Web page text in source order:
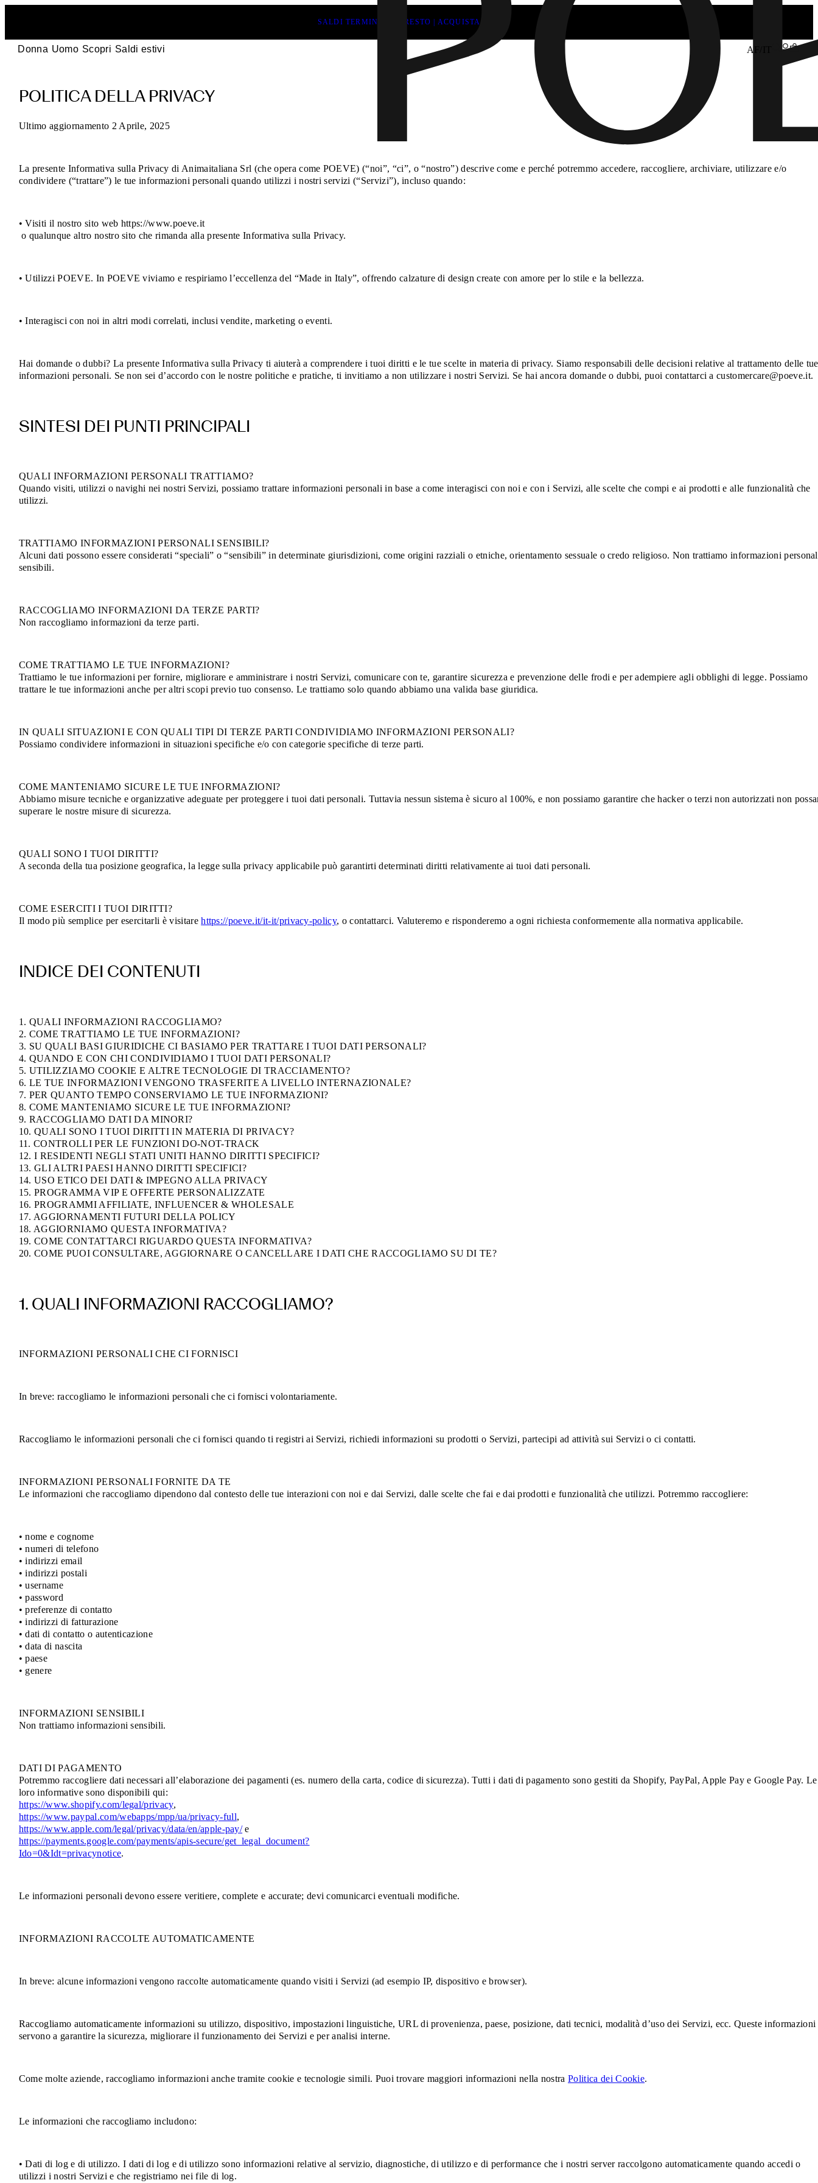
SALDI TERMINANO PRESTO | ACQUISTA ORA
Donna Uomo Scopri Saldi estivi AF/IT
Politica
della
privacy
POEVE
–
I
tuoi
dati,
tuoi
POLITICA DELLA PRIVACY
Ultimo aggiornamento 2 Aprile, 2025
La presente Informativa sulla Privacy di Animaitaliana Srl (che opera come POEVE) (“noi”, “ci”, o “nostro”) descrive come e perché potremmo accedere, raccogliere, archiviare, utilizzare e/o
condividere (“trattare”) le tue informazioni personali quando utilizzi i nostri servizi (“Servizi”), incluso quando:
• Visiti il nostro sito web https://www.poeve.it
o qualunque altro nostro sito che rimanda alla presente Informativa sulla Privacy.
• Utilizzi POEVE. In POEVE viviamo e respiriamo l’eccellenza del “Made in Italy”, offrendo calzature di design create con amore per lo stile e la bellezza.
• Interagisci con noi in altri modi correlati, inclusi vendite, marketing o eventi.
Hai domande o dubbi? La presente Informativa sulla Privacy ti aiuterà a comprendere i tuoi diritti e le tue scelte in materia di privacy. Siamo responsabili delle decisioni relative al trattamento delle tue
informazioni personali. Se non sei d’accordo con le nostre politiche e pratiche, ti invitiamo a non utilizzare i nostri Servizi. Se hai ancora domande o dubbi, puoi contattarci a customercare@poeve.it.
SINTESI DEI PUNTI PRINCIPALI
QUALI INFORMAZIONI PERSONALI TRATTIAMO?
Quando visiti, utilizzi o navighi nei nostri Servizi, possiamo trattare informazioni personali in base a come interagisci con noi e con i Servizi, alle scelte che compi e ai prodotti e alle funzionalità che
utilizzi.
TRATTIAMO INFORMAZIONI PERSONALI SENSIBILI?
Alcuni dati possono essere considerati “speciali” o “sensibili” in determinate giurisdizioni, come origini razziali o etniche, orientamento sessuale o credo religioso. Non trattiamo informazioni
sensibili.
RACCOGLIAMO INFORMAZIONI DA TERZE PARTI?
Non raccogliamo informazioni da terze parti.
COME TRATTIAMO LE TUE INFORMAZIONI?
Trattiamo le tue informazioni per fornire, migliorare e amministrare i nostri Servizi, comunicare con te, garantire sicurezza e prevenzione delle frodi e per adempiere agli obblighi di legge. Possiamo
trattare le tue informazioni anche per altri scopi previo tuo consenso. Le trattiamo solo quando abbiamo una valida base giuridica.
IN QUALI SITUAZIONI E CON QUALI TIPI DI TERZE PARTI CONDIVIDIAMO INFORMAZIONI PERSONALI?
Possiamo condividere informazioni in situazioni specifiche e/o con categorie specifiche di terze parti.
COME MANTENIAMO SICURE LE TUE INFORMAZIONI?
Abbiamo misure tecniche e organizzative adeguate per proteggere i tuoi dati personali. Tuttavia nessun sistema è sicuro al 100%, e non possiamo garantire che hacker o terzi non autorizzati non
superare le nostre misure di sicurezza.
QUALI SONO I TUOI DIRITTI?
A seconda della tua posizione geografica, la legge sulla privacy applicabile può garantirti determinati diritti relativamente ai tuoi dati personali.
COME ESERCITI I TUOI DIRITTI?
Il modo più semplice per esercitarli è visitarehttps://poeve.it/it-it/privacy-policy, o contattarci. Valuteremo e risponderemo a ogni richiesta conformemente alla normativa applicabile.
INDICE DEI CONTENUTI
1. QUALI INFORMAZIONI RACCOGLIAMO?
2. COME TRATTIAMO LE TUE INFORMAZIONI?
3. SU QUALI BASI GIURIDICHE CI BASIAMO PER TRATTARE I TUOI DATI PERSONALI?
4. QUANDO E CON CHI CONDIVIDIAMO I TUOI DATI PERSONALI?
5. UTILIZZIAMO COOKIE E ALTRE TECNOLOGIE DI TRACCIAMENTO?
6. LE TUE INFORMAZIONI VENGONO TRASFERITE A LIVELLO INTERNAZIONALE?
7. PER QUANTO TEMPO CONSERVIAMO LE TUE INFORMAZIONI?
8. COME MANTENIAMO SICURE LE TUE INFORMAZIONI?
9. RACCOGLIAMO DATI DA MINORI?
10. QUALI SONO I TUOI DIRITTI IN MATERIA DI PRIVACY?
11. CONTROLLI PER LE FUNZIONI DO-NOT-TRACK
12. I RESIDENTI NEGLI STATI UNITI HANNO DIRITTI SPECIFICI?
13. GLI ALTRI PAESI HANNO DIRITTI SPECIFICI?
14. USO ETICO DEI DATI & IMPEGNO ALLA PRIVACY
15. PROGRAMMA VIP E OFFERTE PERSONALIZZATE
16. PROGRAMMI AFFILIATE, INFLUENCER & WHOLESALE
17. AGGIORNAMENTI FUTURI DELLA POLICY
18. AGGIORNIAMO QUESTA INFORMATIVA?
19. COME CONTATTARCI RIGUARDO QUESTA INFORMATIVA?
20. COME PUOI CONSULTARE, AGGIORNARE O CANCELLARE I DATI CHE RACCOGLIAMO SU DI TE?
1. QUALI INFORMAZIONI RACCOGLIAMO?
INFORMAZIONI PERSONALI CHE CI FORNISCI
In breve: raccogliamo le informazioni personali che ci fornisci volontariamente.
Raccogliamo le informazioni personali che ci fornisci quando ti registri ai Servizi, richiedi informazioni su prodotti o Servizi, partecipi ad attività sui Servizi o ci contatti.
INFORMAZIONI PERSONALI FORNITE DA TE
Le informazioni che raccogliamo dipendono dal contesto delle tue interazioni con noi e dai Servizi, dalle scelte che fai e dai prodotti e funzionalità che utilizzi. Potremmo raccogliere:
• nome e cognome
• numeri di telefono
• indirizzi email
• indirizzi postali
• username
• password
• preferenze di contatto
• indirizzi di fatturazione
• dati di contatto o autenticazione
• data di nascita
• paese
• genere
INFORMAZIONI SENSIBILI
Non trattiamo informazioni sensibili.
DATI DI PAGAMENTO
Potremmo raccogliere dati necessari all’elaborazione dei pagamenti (es. numero della carta, codice di sicurezza). Tutti i dati di pagamento sono gestiti da Shopify, PayPal, Apple Pay e Google Pay. Le
loro informative sono disponibili qui:
https://www.shopify.com/legal/privacy,
https://www.paypal.com/webapps/mpp/ua/privacy-full,
https://www.apple.com/legal/privacy/data/en/apple-pay/e
https://payments.google.com/payments/apis-secure/get_legal_document?
Ido=0&Idt=privacynotice.
Le informazioni personali devono essere veritiere, complete e accurate; devi comunicarci eventuali modifiche.
INFORMAZIONI RACCOLTE AUTOMATICAMENTE
In breve: alcune informazioni vengono raccolte automaticamente quando visiti i Servizi (ad esempio IP, dispositivo e browser).
Raccogliamo automaticamente informazioni su utilizzo, dispositivo, impostazioni linguistiche, URL di provenienza, paese, posizione, dati tecnici, modalità d’uso dei Servizi, ecc. Queste informazioni
servono a garantire la sicurezza, migliorare il funzionamento dei Servizi e per analisi interne.
Come molte aziende, raccogliamo informazioni anche tramite cookie e tecnologie simili. Puoi trovare maggiori informazioni nella nostraPolitica dei Cookie.
Le informazioni che raccogliamo includono:
• Dati di log e di utilizzo. I dati di log e di utilizzo sono informazioni relative al servizio, diagnostiche, di utilizzo e di performance che i nostri server raccolgono automaticamente quando accedi o
utilizzi i nostri Servizi e che registriamo nei file di log.